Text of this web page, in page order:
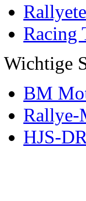
Racing
Wichtige
BM
Rallye-
HJS-